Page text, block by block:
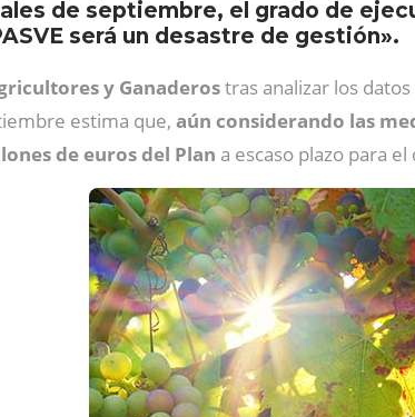
de septiembre, el grado de
será un desastre de gestión».
y Ganaderostras analizar los
estima que, aún considerando las
de euros del Plan a escaso plazo para